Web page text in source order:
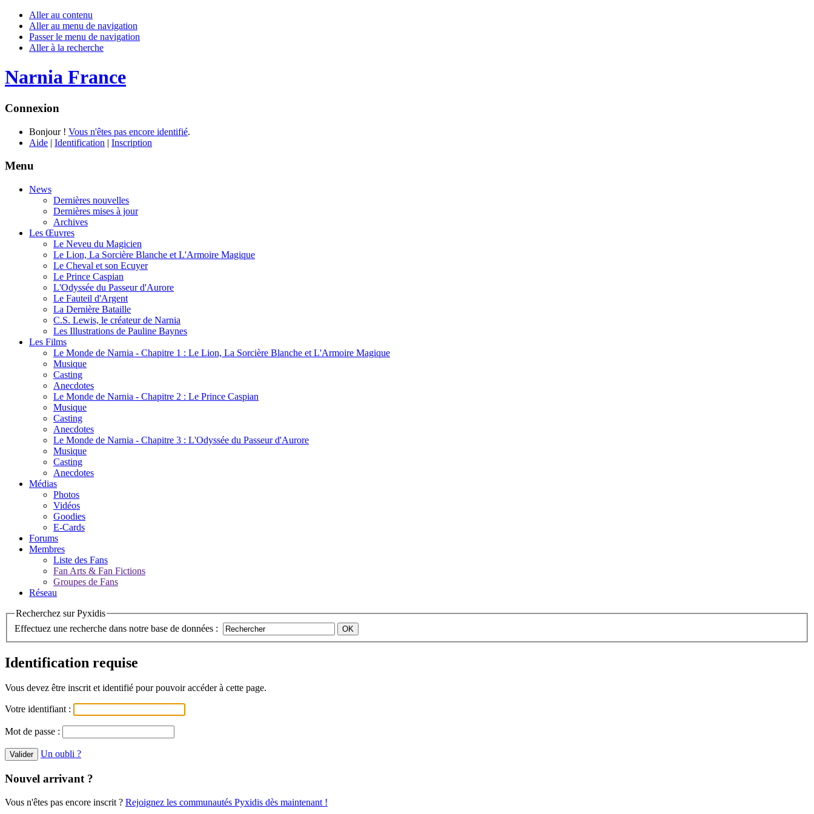
Aller au contenu
Aller au menu de navigation
Passer le menu de navigation
Aller à la recherche
Narnia France
Connexion
Bonjour ! Vous n'êtes pas encore identifié.
Aide | Identification | Inscription
Menu
News
Dernières nouvelles
Dernières mises à jour
Archives
Les Œuvres
Le Neveu du Magicien
Le Lion, La Sorcière Blanche et L'Armoire Magique
Le Cheval et son Ecuyer
Le Prince Caspian
L'Odyssée du Passeur d'Aurore
Le Fauteil d'Argent
La Dernière Bataille
C.S. Lewis, le créateur de Narnia
Les Illustrations de Pauline Baynes
Les Films
Le Monde de Narnia - Chapitre 1 : Le Lion, La Sorcière Blanche et L'Armoire Magique
Musique
Casting
Anecdotes
Le Monde de Narnia - Chapitre 2 : Le Prince Caspian
Musique
Casting
Anecdotes
Le Monde de Narnia - Chapitre 3 : L'Odyssée du Passeur d'Aurore
Musique
Casting
Anecdotes
Médias
Photos
Vidéos
Goodies
E-Cards
Forums
Membres
Liste des Fans
Fan Arts & Fan Fictions
Groupes de Fans
Réseau
Recherchez sur Pyxidis
Effectuez une recherche dans notre base de données :
Identification requise
Vous devez être inscrit et identifié pour pouvoir accéder à cette page.
Votre identifiant :
Mot de passe :
Un oubli ?
Nouvel arrivant ?
Vous n'êtes pas encore inscrit ? Rejoignez les communautés Pyxidis dès maintenant !